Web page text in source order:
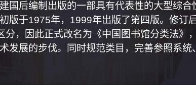
国后编制出版的一部具有代表性的大型综合
版于1975年，1999年出版了第四版。修订
，因此正式改名为《中国图书馆分类法》
发展的步伐。同时规范类目，完善参照系统